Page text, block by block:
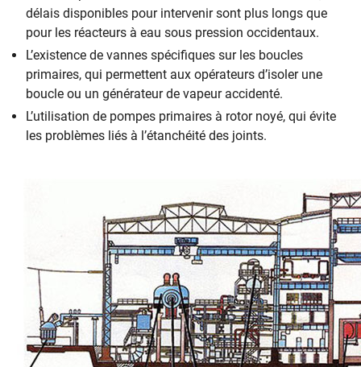
délais disponibles pour intervenir sont plus longs que
pour les réacteurs à eau sous pression occidentaux.
L’existence de vannes spécifiques sur les boucles
primaires, qui permettent aux opérateurs d’isoler une
boucle ou un générateur de vapeur accidenté.
L’utilisation de pompes primaires à rotor noyé, qui évite
les problèmes liés à l’étanchéité des joints.